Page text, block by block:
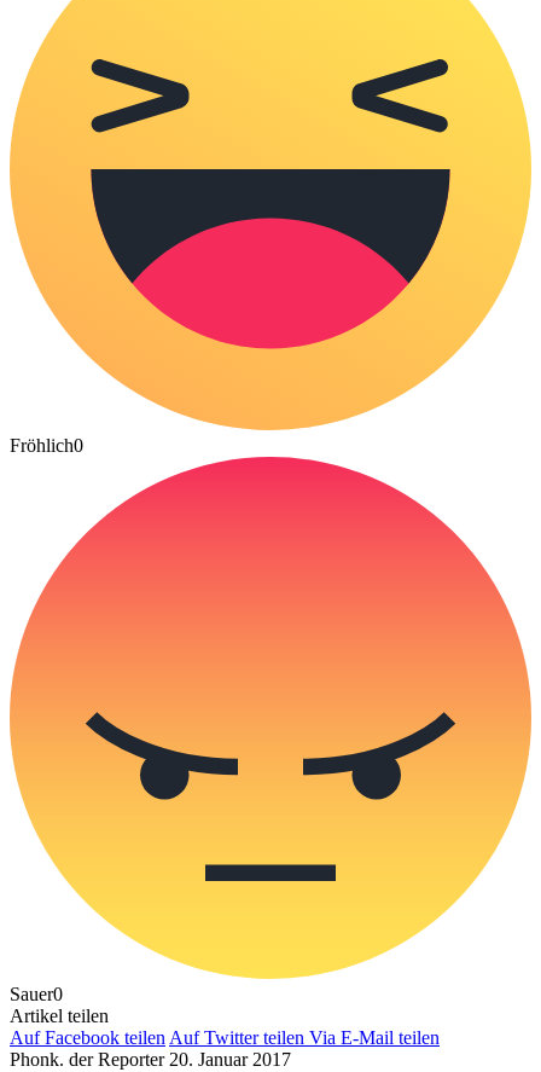
Fröhlich0
Sauer0
Artikel teilen
Auf Facebook teilen Auf Twitter teilen Via E-Mail teilen
Phonk. der Reporter 20. Januar 2017